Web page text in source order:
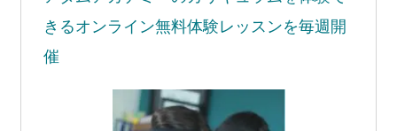
きるオンライン無料体験レッスンを毎週開
催